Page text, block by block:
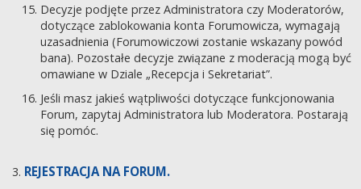
Decyzje podjęte przez Administratora czy Moderatorów,
dotyczące zablokowania konta Forumowicza, wymagają
uzasadnienia (Forumowiczowi zostanie wskazany powód
bana). Pozostałe decyzje związane z moderacją mogą być
omawiane w Dziale „Recepcja i Sekretariat”.
Jeśli masz jakieś wątpliwości dotyczące funkcjonowania
Forum, zapytaj Administratora lub Moderatora. Postarają
się pomóc.
REJESTRACJA NA FORUM.